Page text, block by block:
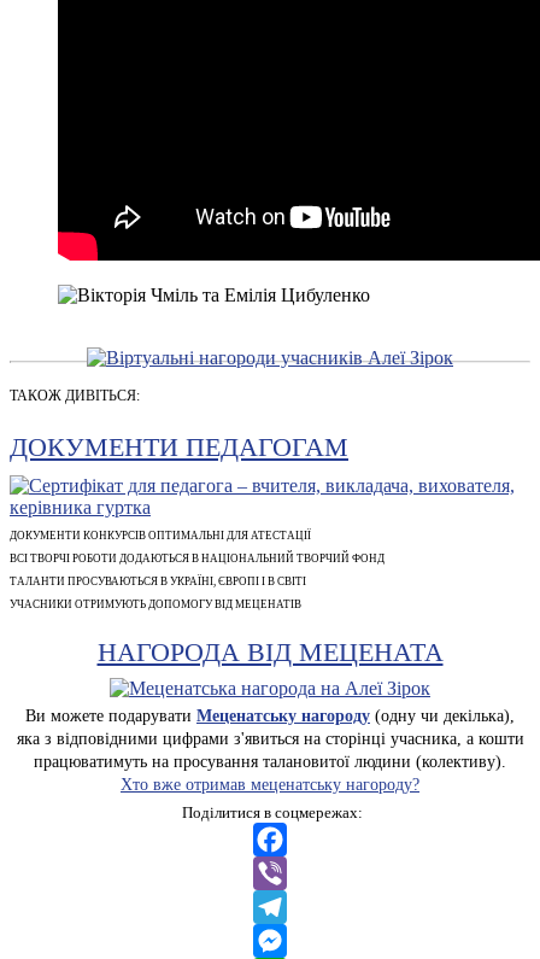
ТАКОЖ ДИВІТЬСЯ:
ДОКУМЕНТИ ПЕДАГОГАМ
ДОКУМЕНТИ КОНКУРСІВ ОПТИМАЛЬНІ ДЛЯ АТЕСТАЦІЇ
ВСІ ТВОРЧІ РОБОТИ ДОДАЮТЬСЯ В НАЦІОНАЛЬНИЙ ТВОРЧИЙ ФОНД
ТАЛАНТИ ПРОСУВАЮТЬСЯ В УКРАЇНІ, ЄВРОПІ І В СВІТІ
УЧАСНИКИ ОТРИМУЮТЬ ДОПОМОГУ ВІД МЕЦЕНАТІВ
НАГОРОДА ВІД МЕЦЕНАТА
Ви можете подарувати Меценатську нагороду (одну чи декілька),
яка з відповідними цифрами з'явиться на сторінці учасника, а кошти
працюватимуть на просування талановитої людини (колективу).
Хто вже отримав меценатську нагороду?
Поділитися в соцмережах:
Facebook
Viber
Telegram